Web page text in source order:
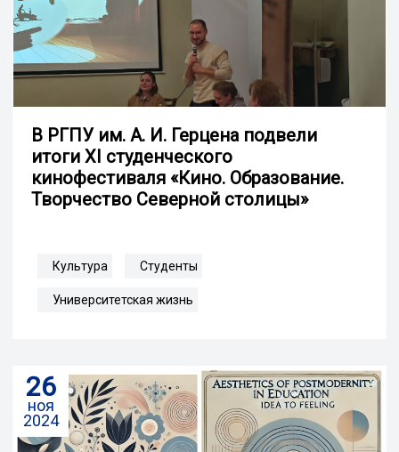
В РГПУ им. А. И. Герцена подвели
итоги XI студенческого
кинофестиваля «Кино. Образование.
Творчество Северной столицы»
Культура Студенты
Университетская жизнь
26
ноя
2024